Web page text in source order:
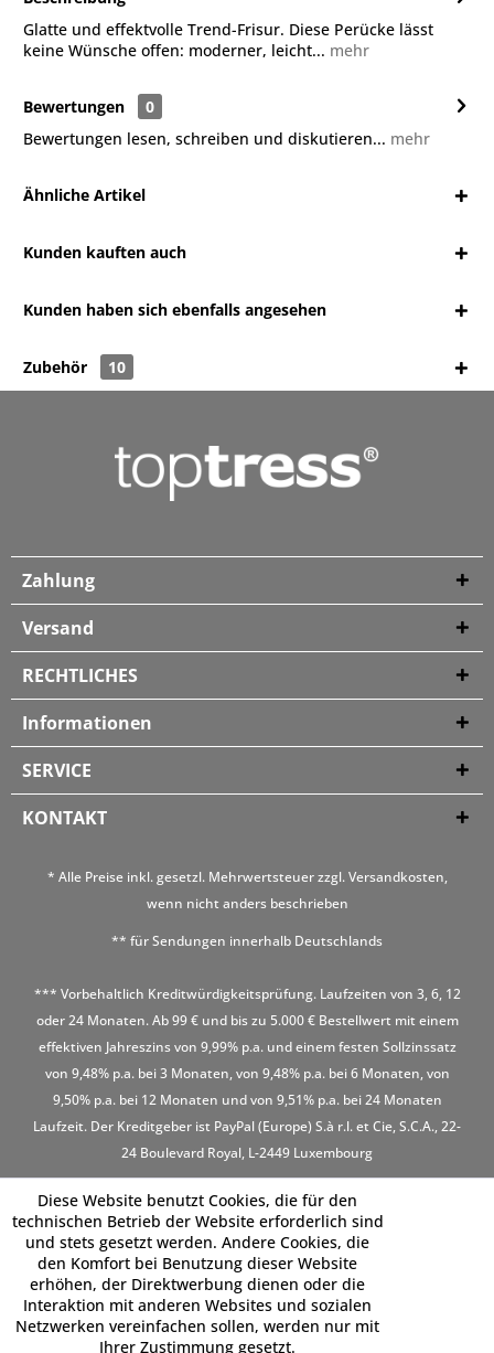
Glatte und effektvolle Trend-Frisur. Diese Perücke lässt
keine Wünsche offen: moderner, leicht... mehr
Bewertungen
0
Bewertungen lesen, schreiben und diskutieren... mehr
Ähnliche Artikel
Kunden kauften auch
Kunden haben sich ebenfalls angesehen
Zubehör 10
Zahlung
Versand
RECHTLICHES
Informationen
SERVICE
KONTAKT
* Alle Preise inkl. gesetzl. Mehrwertsteuer zzgl.Versandkosten,
wenn nicht anders beschrieben
** für Sendungen innerhalb Deutschlands
*** Vorbehaltlich Kreditwürdigkeitsprüfung. Laufzeiten von 3, 6, 12
oder 24 Monaten. Ab 99 € und bis zu 5.000 € Bestellwert mit einem
effektiven Jahreszins von 9,99% p.a. und einem festen Sollzinssatz
von 9,48% p.a. bei 3 Monaten, von 9,48% p.a. bei 6 Monaten, von
9,50% p.a. bei 12 Monaten und von 9,51% p.a. bei 24 Monaten
Laufzeit. Der Kreditgeber ist PayPal (Europe) S.à r.l. et Cie, S.C.A., 22-
24 Boulevard Royal, L-2449 Luxembourg
Diese Website benutzt Cookies, die für den
technischen Betrieb der Website erforderlich sind
und stets gesetzt werden. Andere Cookies, die
den Komfort bei Benutzung dieser Website
erhöhen, der Direktwerbung dienen oder die
Interaktion mit anderen Websites und sozialen
Netzwerken vereinfachen sollen, werden nur mit
Ihrer Zustimmung gesetzt.